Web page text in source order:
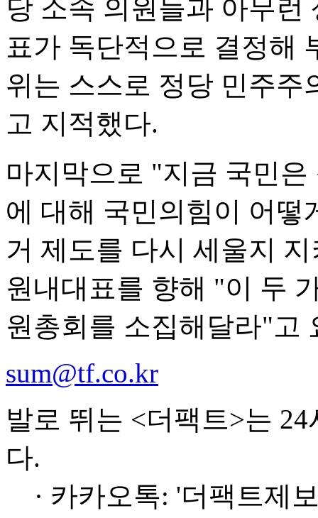
당 소속 의원들과 아무런
표가 독단적으로 결정해
위는 스스로 정당 민주
고 지적했다.
마지막으로 "지금 국민
에 대해 국민의힘이 어떻
거 제도를 다시 세울지
원내대표를 향해 "이 두
원총회를 소집해달라"고
sum@tf.co.kr
발로 뛰는 <더팩트>는
다.
· 카카오톡: '더팩트제